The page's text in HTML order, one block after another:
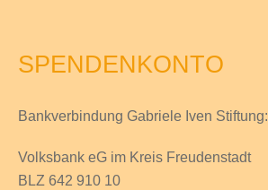
SPENDENKONTO
Bankverbindung Gabriele Iven Stiftung:
Volksbank eG im Kreis Freudenstadt
BLZ 642 910 10